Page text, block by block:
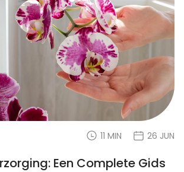
11 MIN 26 JUN
Een Complete Gids